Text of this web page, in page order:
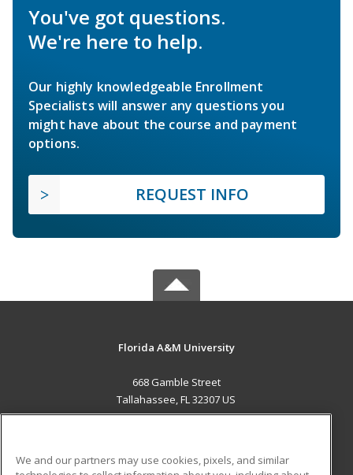
You've got questions.
We're here to help.
Our highly knowledgeable Enrollment
Specialists will answer any questions you
might have about the course and payment
options.
REQUEST INFO
Florida A&M University
668 Gamble Street
Tallahassee, FL 32307 US
We and our partners may use cookies, pixels, and similar